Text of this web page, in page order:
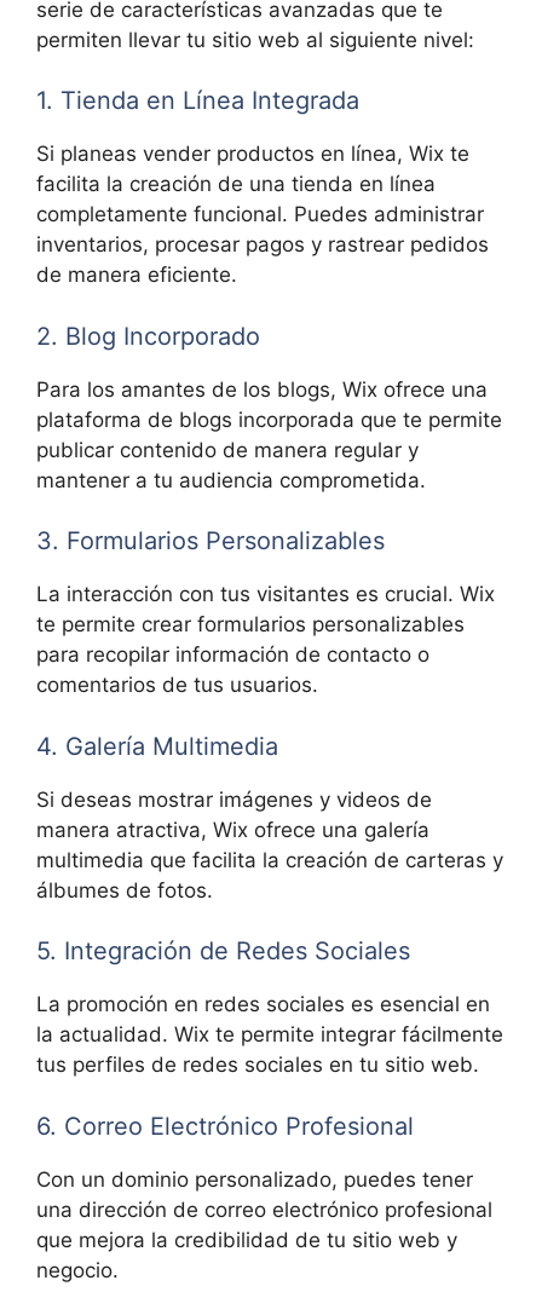
serie de características avanzadas que te
permiten llevar tu sitio web al siguiente nivel:
1. Tienda en Línea Integrada
Si planeas vender productos en línea, Wix te
facilita la creación de una tienda en línea
completamente funcional. Puedes administrar
inventarios, procesar pagos y rastrear pedidos
de manera eficiente.
2. Blog Incorporado
Para los amantes de los blogs, Wix ofrece una
plataforma de blogs incorporada que te permite
publicar contenido de manera regular y
mantener a tu audiencia comprometida.
3. Formularios Personalizables
La interacción con tus visitantes es crucial. Wix
te permite crear formularios personalizables
para recopilar información de contacto o
comentarios de tus usuarios.
4. Galería Multimedia
Si deseas mostrar imágenes y videos de
manera atractiva, Wix ofrece una galería
multimedia que facilita la creación de carteras y
álbumes de fotos.
5. Integración de Redes Sociales
La promoción en redes sociales es esencial en
la actualidad. Wix te permite integrar fácilmente
tus perfiles de redes sociales en tu sitio web.
6. Correo Electrónico Profesional
Con un dominio personalizado, puedes tener
una dirección de correo electrónico profesional
que mejora la credibilidad de tu sitio web y
negocio.